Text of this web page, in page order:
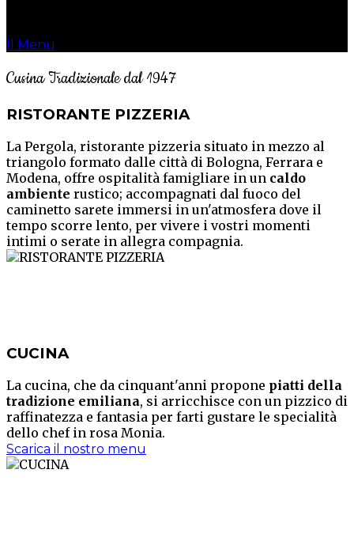
Il Menu
Cusina Tradizionale dal 1947
RISTORANTE PIZZERIA
La Pergola, ristorante pizzeria situato in mezzo al
triangolo formato dalle città di Bologna, Ferrara e
Modena, offre ospitalità famigliare in un caldo
ambiente rustico; accompagnati dal fuoco del
caminetto sarete immersi in un'atmosfera dove il
tempo scorre lento, per vivere i vostri momenti
intimi o serate in allegra compagnia.
CUCINA
La cucina, che da cinquant'anni propone piatti della
tradizione emiliana, si arricchisce con un pizzico di
raffinatezza e fantasia per farti gustare le specialità
dello chef in rosa Monia.
Scarica il nostro menu